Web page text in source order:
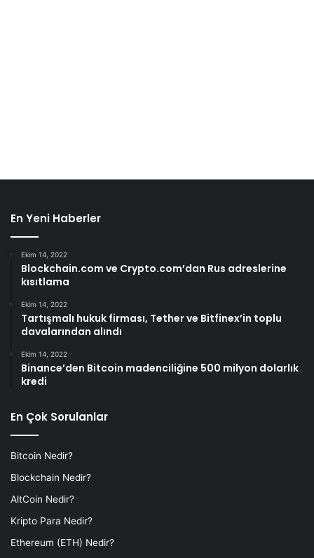
En Yeni Haberler
Ekim 14, 2022
Blockchain.com ve Crypto.com’dan Rus adreslerine
kısıtlama
Ekim 14, 2022
Tartışmalı hukuk firması, Tether ve Bitfinex’in toplu
davalarından alındı
Ekim 14, 2022
Binance’den Bitcoin madenciliğine 500 milyon dolarlık
kredi
En Çok Sorulanlar
Bitcoin Nedir?
Blockchain Nedir?
AltCoin Nedir?
Kripto Para Nedir?
Ethereum (ETH) Nedir?